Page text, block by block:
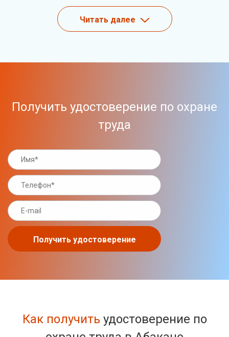
Читать далее
Получить удостоверение по охране
труда
Получить удостоверение
Как получитьудостоверение по